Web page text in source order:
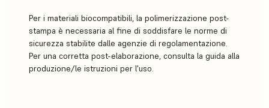
Per i materiali biocompatibili, la polimerizzazione post-
stampa è necessaria al fine di soddisfare le norme di
sicurezza stabilite dalle agenzie di regolamentazione.
Per una corretta post-elaborazione, consulta la guida alla
produzione/le istruzioni per l'uso.